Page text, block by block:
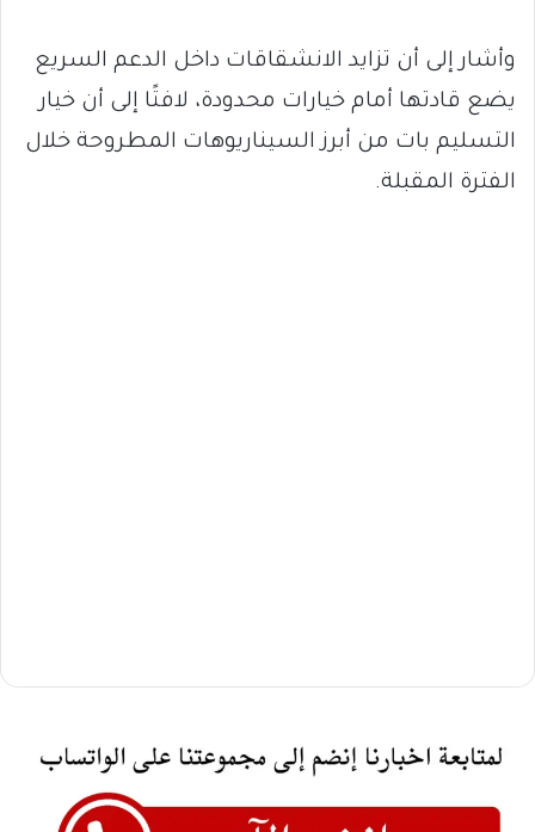
وأشار إلى أن تزايد الانشقاقات داخل الدعم السريع
يضع قادتها أمام خيارات محدودة، لافتًا إلى أن خيار
التسليم بات من أبرز السيناريوهات المطروحة خلال
الفترة المقبلة.